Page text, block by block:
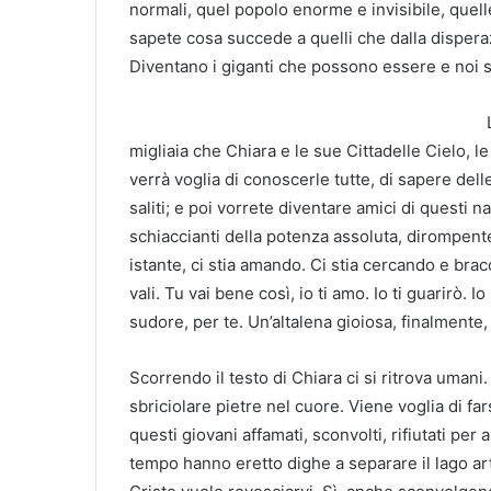
normali, quel popolo enorme e invisibile,
sapete cosa succede a quelli che dalla
Diventano i giganti che possono essere e noi
migliaia che Chiara e le sue Cittadelle Cielo,
verrà voglia di conoscerle tutte, di sapere
saliti; e poi vorrete diventare amici di questi
schiaccianti della potenza assoluta,
istante, ci stia amando. Ci stia cercando e
vali. Tu vai bene così, io ti amo. Io ti guarirò.
sudore, per te. Un’altalena gioiosa,
Scorrendo il testo di Chiara ci si ritrova
sbriciolare pietre nel cuore. Viene voglia di
questi giovani affamati, sconvolti, rifiutati per
tempo hanno eretto dighe a separare il lago